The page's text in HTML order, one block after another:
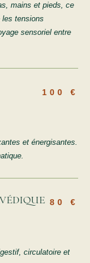
mains et pieds, ce
les tensions
sensoriel entre
100 €
et énergisantes.
80 €
circulatoire et